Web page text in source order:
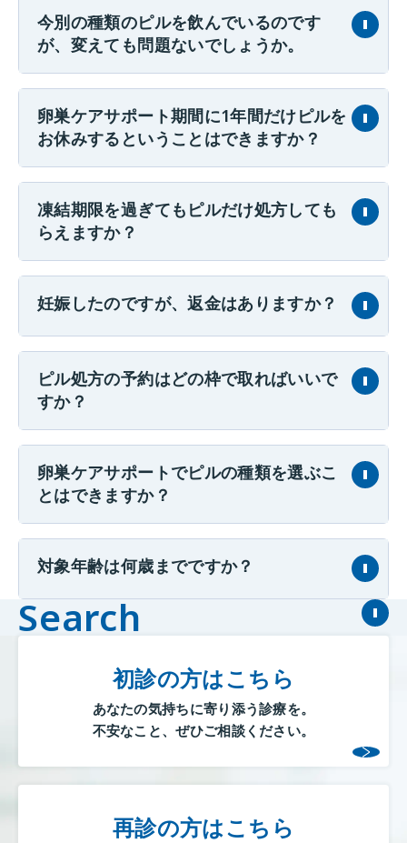
今別の種類のピルを飲んでいるのです
が、変えても問題ないでしょうか。
卵巣ケアサポート期間に1年間だけピルを
お休みするということはできますか？
凍結期限を過ぎてもピルだけ処方しても
らえますか？
妊娠したのですが、返金はありますか？
ピル処方の予約はどの枠で取ればいいで
すか？
卵巣ケアサポートでピルの種類を選ぶこ
とはできますか？
対象年齢は何歳までですか？
Search
初診の方はこちら
あなたの気持ちに寄り添う診療を。
不安なこと、ぜひご相談ください。
再診の方はこちら